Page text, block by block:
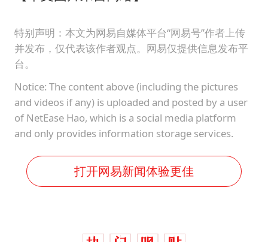
特别声明：本文为网易自媒体平台“网易号”作者上传
并发布，仅代表该作者观点。网易仅提供信息发布平
台。
Notice: The content above (including the pictures
and videos if any) is uploaded and posted by a user
of NetEase Hao, which is a social media platform
and only provides information storage services.
打开网易新闻体验更佳